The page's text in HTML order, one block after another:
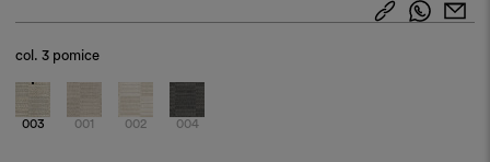
col.3 pomice
003 001 002 004